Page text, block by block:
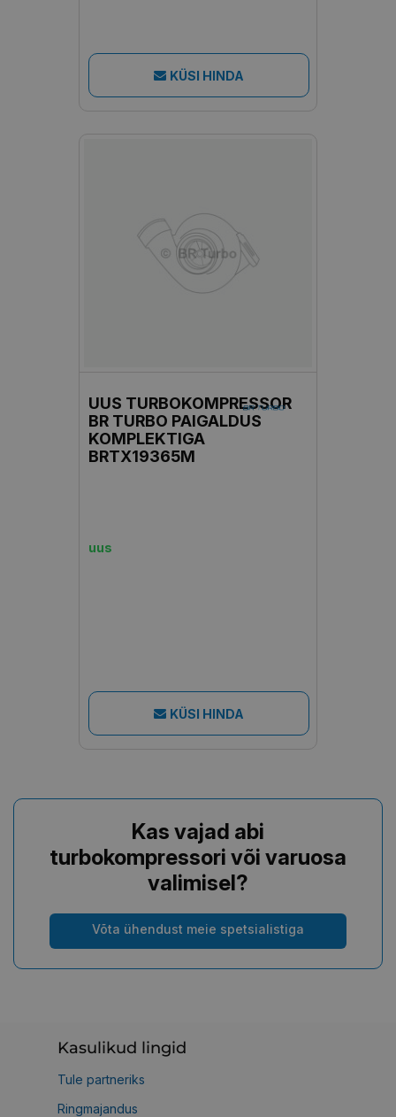
KÜSI HINDA
UUS TURBOKOMPRESSOR
BR TURBO PAIGALDUS
KOMPLEKTIGA
BRTX19365M
uus
KÜSI HINDA
Kas vajad abi
turbokompressori või varuosa
valimisel?
Võta ühendust meie spetsialistiga
Kasulikud lingid
Tule partneriks
Ringmajandus